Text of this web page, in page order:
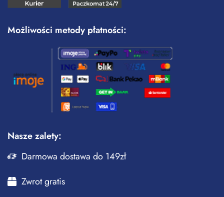
Możliwości metody płatności:
Nasze zalety:
Darmowa dostawa do 149zł
Zwrot gratis